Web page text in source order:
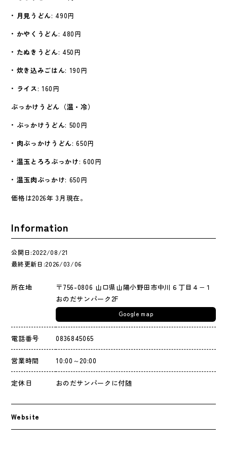
• 月見うどん: 490円
• かやくうどん: 480円
• たぬきうどん: 450円
• 炊き込みごはん: 190円
• ライス: 160円
ぶっかけうどん（温・冷）
• ぶっかけうどん: 500円
• 肉ぶっかけうどん: 650円
• 温玉とろろぶっかけ: 600円
• 温玉肉ぶっかけ: 650円
価格は2026年 3月現在。
Information
公開日:2022/08/21
最終更新日:2026/03/06
所在地
〒756-0806 山口県山陽小野田市中川６丁目４−１
おのだサンパーク2F
Google map
電話番号 0836845065
営業時間 10:00～20:00
定休日 おのだサンパークに付随
Website